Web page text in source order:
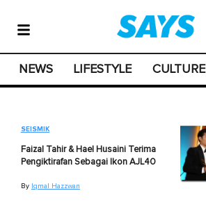
NEWS LIFESTYLE CULTURE
SEISMIK
Faizal Tahir & Hael Husaini Terima
Pengiktirafan Sebagai Ikon AJL40
By Iqmal Hazzwan